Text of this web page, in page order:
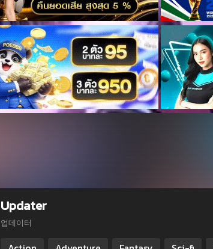
Updater
업데이터